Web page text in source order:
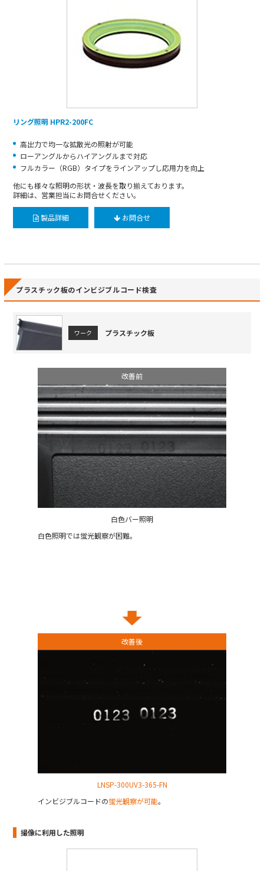
リング照明 HPR2-200FC
高出力で均一な拡散光の照射が可能
ローアングルからハイアングルまで対応
フルカラー（RGB）タイプをラインアップし応用力を向上
他にも様々な照明の形状・波長を取り揃えております。
詳細は、営業担当にお問合せください。
製品詳細 お問合せ
プラスチック板のインビジブルコード検査
ワーク プラスチック板
改善前
白色バー照明
白色照明では蛍光観察が困難。
改善後
LNSP-300UV3-365-FN
インビジブルコードの蛍光観察が可能。
撮像に利用した照明